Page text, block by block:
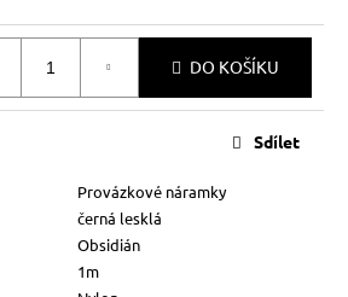
DO KOŠÍKU
Provázkové náramky
černá lesklá
Obsidián
1m
Sdílet